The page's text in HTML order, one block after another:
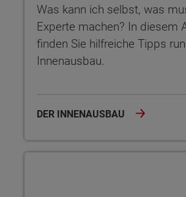
Was kann ich selbst, was
Experte machen? In diesem
finden Sie hilfreiche Tipps
Innenausbau.
DER INNENAUSBAU